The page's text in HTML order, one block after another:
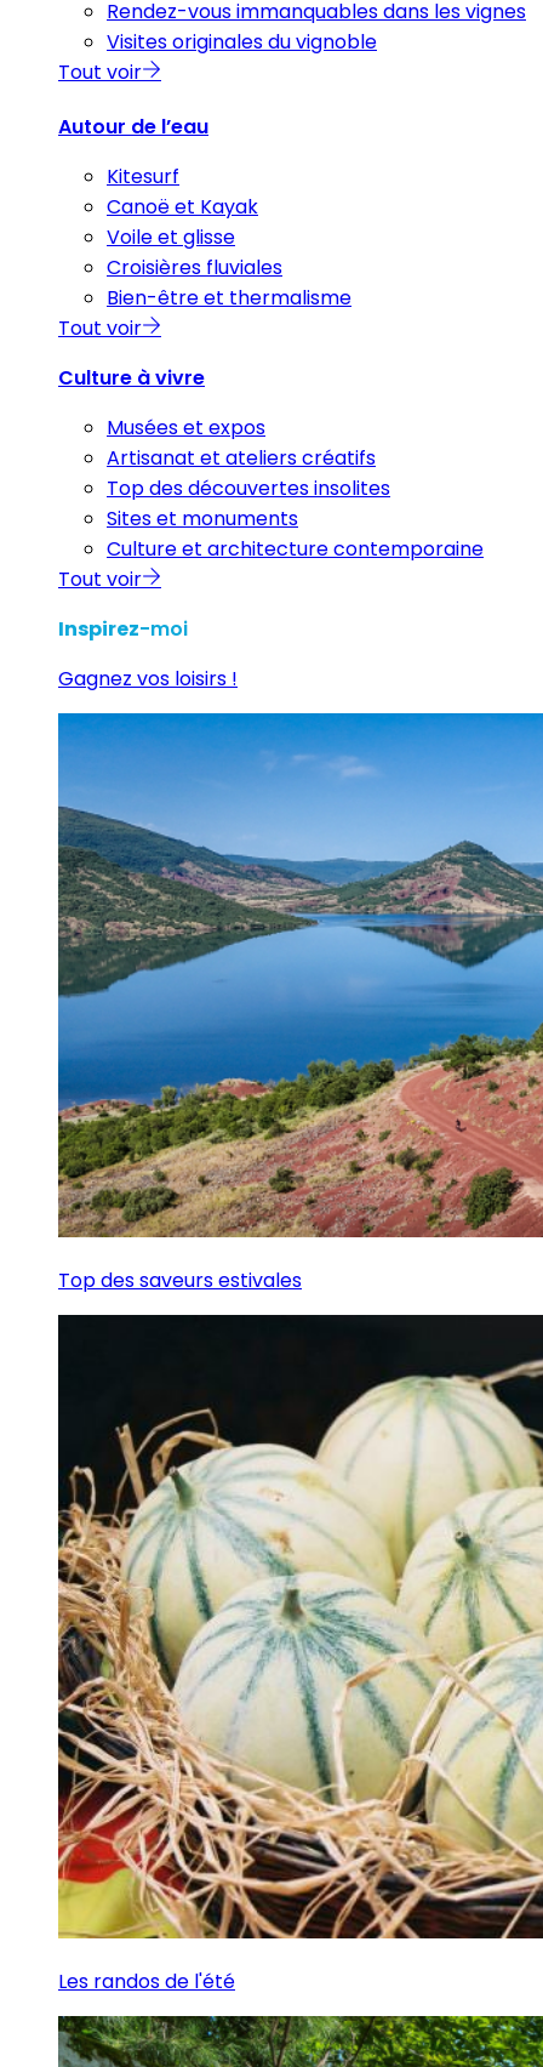
Rendez-vous immanquables dans les vignes
Visites originales du vignoble
Tout voir
Autour de l’eau
Kitesurf
Canoë et Kayak
Voile et glisse
Croisières fluviales
Bien-être et thermalisme
Tout voir
Culture à vivre
Musées et expos
Artisanat et ateliers créatifs
Top des découvertes insolites
Sites et monuments
Culture et architecture contemporaine
Tout voir
Inspirez-moi
Gagnez vos loisirs !
Top des saveurs estivales
Les randos de l'été